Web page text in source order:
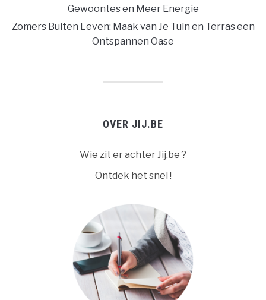
Gewoontes en Meer Energie
Zomers Buiten Leven: Maak van Je Tuin en Terras een
Ontspannen Oase
OVER JIJ.BE
Wie zit er achter Jij.be ?
Ontdek het snel !